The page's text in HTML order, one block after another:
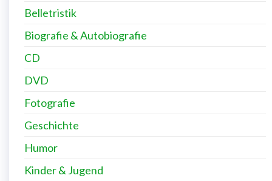
Belletristik
Biografie & Autobiografie
CD
DVD
Fotografie
Geschichte
Humor
Kinder & Jugend